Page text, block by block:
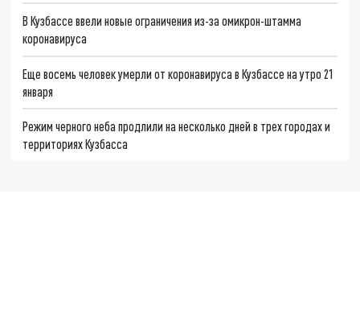
В Кузбассе ввели новые ограничения из-за омикрон-штамма
коронавируса
Еще восемь человек умерли от коронавируса в Кузбассе на утро 21
января
Режим черного неба продлили на несколько дней в трех городах и
территориях Кузбасса